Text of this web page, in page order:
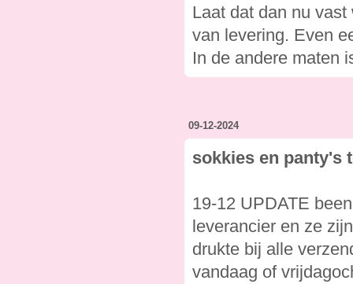
Laat dat dan nu
van levering. Even
In de andere maten
09-12-2024
sokkies en panty's
19-12 UPDATE
leverancier en ze
drukte bij alle
vandaag of